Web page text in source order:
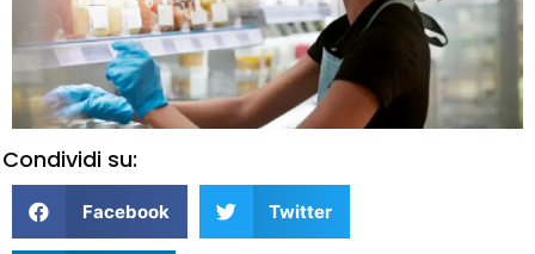
Condividi su:
Facebook Twitter